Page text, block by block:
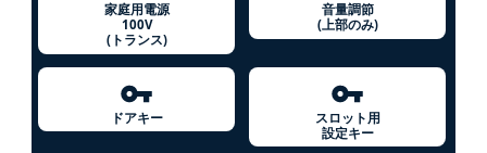
家庭用電源
100V
(トランス)
音量調節
(上部のみ)
ドアキー
スロット用
設定キー